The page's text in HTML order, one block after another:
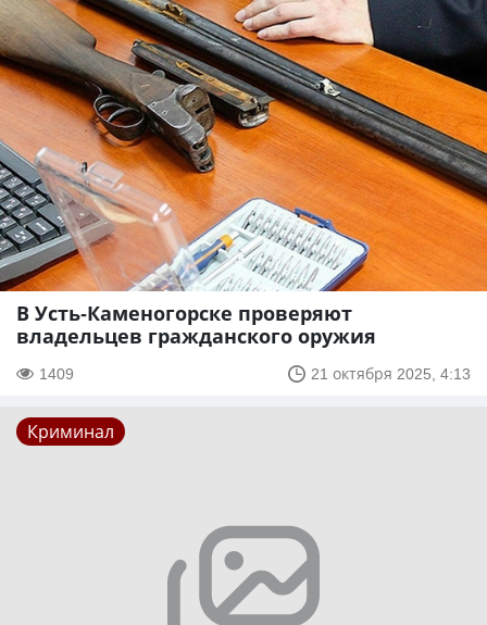
В Усть-Каменогорске проверяют
владельцев гражданского оружия
1409 21 октября 2025, 4:13
Криминал